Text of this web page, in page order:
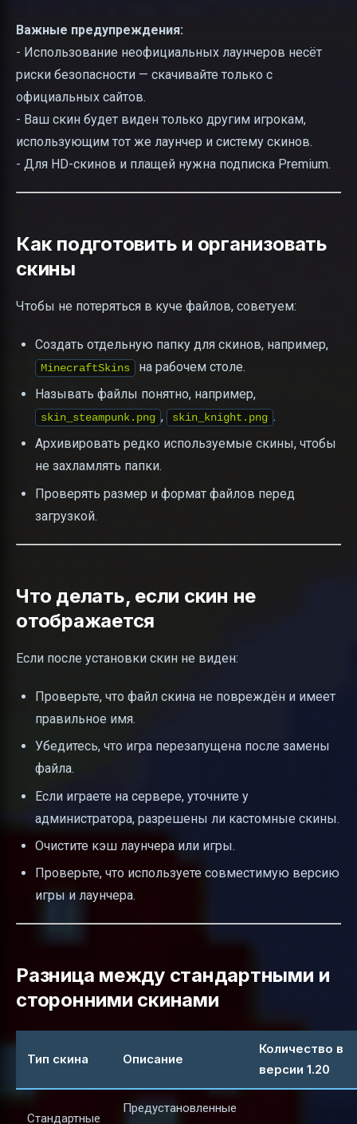
Важные предупреждения:
- Использование неофициальных лаунчеров несёт
риски безопасности — скачивайте только с
официальных сайтов.
- Ваш скин будет виден только другим игрокам,
использующим тот же лаунчер и систему скинов.
- Для HD-скинов и плащей нужна подписка Premium.
Как подготовить и организовать
скины
Чтобы не потеряться в куче файлов, советуем:
Создать отдельную папку для скинов, например,
MinecraftSkins
на рабочем столе.
Называть файлы понятно, например,
skin_steampunk.png , skin_knight.png .
Архивировать редко используемые скины, чтобы
не захламлять папки.
Проверять размер и формат файлов перед
загрузкой.
Что делать, если скин не
отображается
Если после установки скин не виден:
Проверьте, что файл скина не повреждён и имеет
правильное имя.
Убедитесь, что игра перезапущена после замены
файла.
Если играете на сервере, уточните у
администратора, разрешены ли кастомные скины.
Очистите кэш лаунчера или игры.
Проверьте, что используете совместимую версию
игры и лаунчера.
Разница между стандартными и
сторонними скинами
Тип скина Описание
Количество в
версии 1.20
Стандартные
Предустановленные